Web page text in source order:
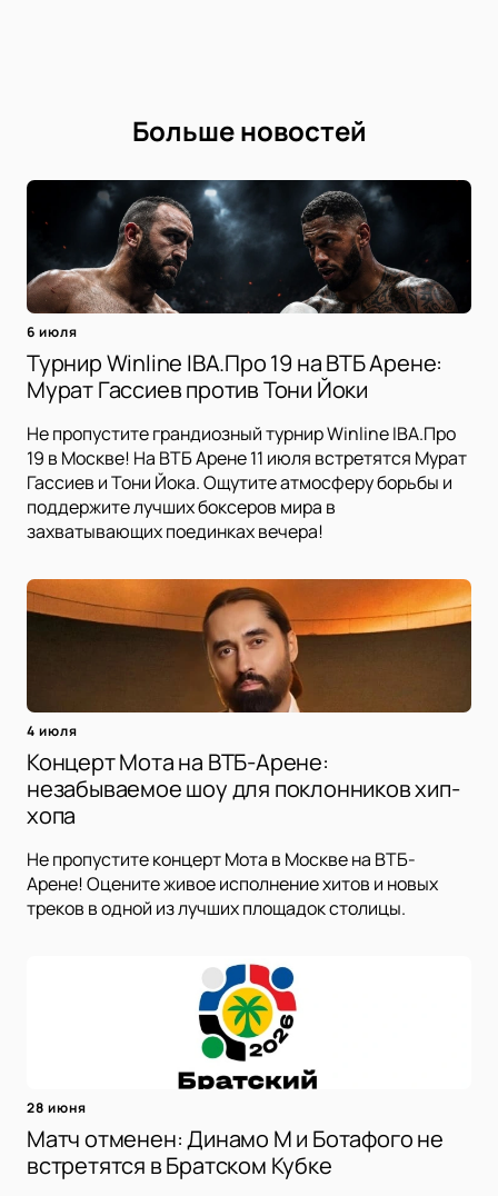
Больше новостей
6 июля
Турнир Winline IBA.Про 19 на ВТБ Арене:
Мурат Гассиев против Тони Йоки
Не пропустите грандиозный турнир Winline IBA.Про
19 в Москве! На ВТБ Арене 11 июля встретятся Мурат
Гассиев и Тони Йока. Ощутите атмосферу борьбы и
поддержите лучших боксеров мира в
захватывающих поединках вечера!
4 июля
Концерт Мота на ВТБ-Арене:
незабываемое шоу для поклонников хип-
хопа
Не пропустите концерт Мота в Москве на ВТБ-
Арене! Оцените живое исполнение хитов и новых
треков в одной из лучших площадок столицы.
28 июня
Матч отменен: Динамо М и Ботафого не
встретятся в Братском Кубке